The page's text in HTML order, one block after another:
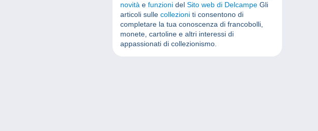
novità e funzioni del Sito web di Delcampe Gli
articoli sulle collezioni ti consentono di
completare la tua conoscenza di francobolli,
monete, cartoline e altri interessi di
appassionati di collezionismo.